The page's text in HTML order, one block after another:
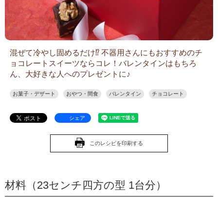
混ぜて冷やし固めるだけ⁉ 不器用さんにもおすすめのチ
ョコレートスイーツならコレ！バレンタインはもちろ
ん、大好きな人へのプレゼントに♪
お菓子・デザート おやつ・間食 バレンタイン チョコレート
シェア
このレシピを印刷する
材料（23センチ四方の型 1台分）